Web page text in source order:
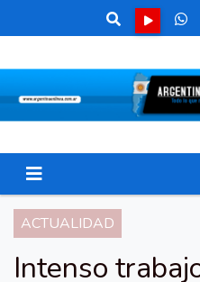
ACTUALIDAD
Intenso